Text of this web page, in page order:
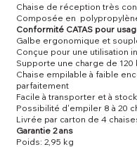
Chaise de réception très
Composée en
Conformité CATAS pour
Galbe ergonomique et
Conçue pour une utilisation
Supporte une charge de 120
Chaise empilable à faible
parfaitement
Facile à transporter et à
Possibilité d'empiler 8 à 20
Livrée par carton de 4
Garantie 2 ans
Poids: 2,95 kg